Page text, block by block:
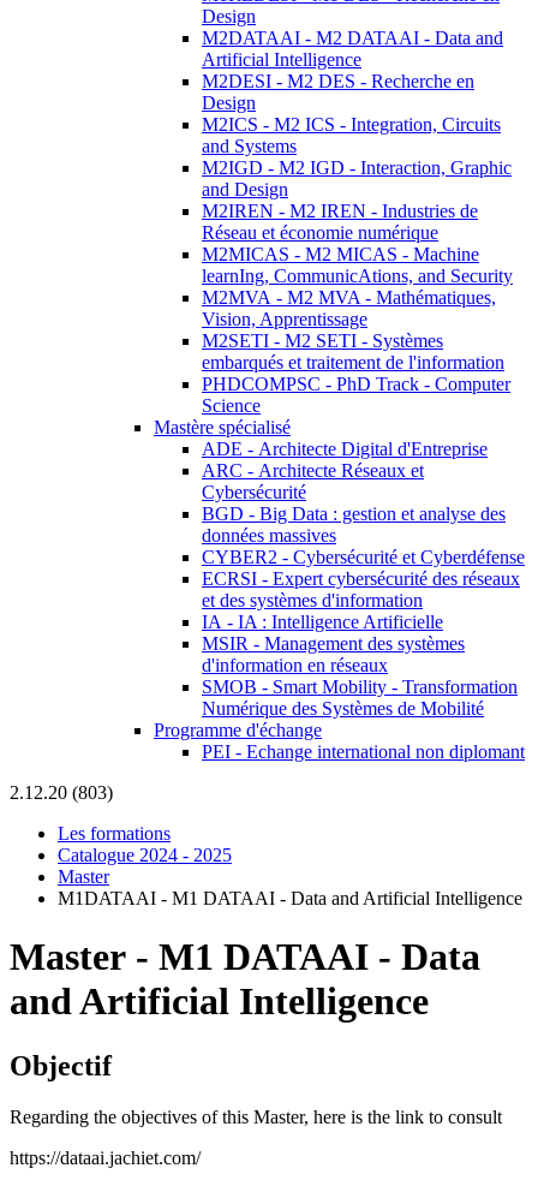
Design
M2DATAAI - M2 DATAAI - Data and
Artificial Intelligence
M2DESI - M2 DES - Recherche en
Design
M2ICS - M2 ICS - Integration, Circuits
and Systems
M2IGD - M2 IGD - Interaction, Graphic
and Design
M2IREN - M2 IREN - Industries de
Réseau et économie numérique
M2MICAS - M2 MICAS - Machine
learnIng, CommunicAtions, and Security
M2MVA - M2 MVA - Mathématiques,
Vision, Apprentissage
M2SETI - M2 SETI - Systèmes
embarqués et traitement de l'information
PHDCOMPSC - PhD Track - Computer
Science
Mastère spécialisé
ADE - Architecte Digital d'Entreprise
ARC - Architecte Réseaux et
Cybersécurité
BGD - Big Data : gestion et analyse des
données massives
CYBER2 - Cybersécurité et Cyberdéfense
ECRSI - Expert cybersécurité des réseaux
et des systèmes d'information
IA - IA : Intelligence Artificielle
MSIR - Management des systèmes
d'information en réseaux
SMOB - Smart Mobility - Transformation
Numérique des Systèmes de Mobilité
Programme d'échange
PEI - Echange international non diplomant
2.12.20 (803)
Les formations
Catalogue 2024 - 2025
Master
M1DATAAI - M1 DATAAI - Data and Artificial Intelligence
Master - M1 DATAAI - Data
and Artificial Intelligence
Objectif
Regarding the objectives of this Master, here is the link to consult
https://dataai.jachiet.com/